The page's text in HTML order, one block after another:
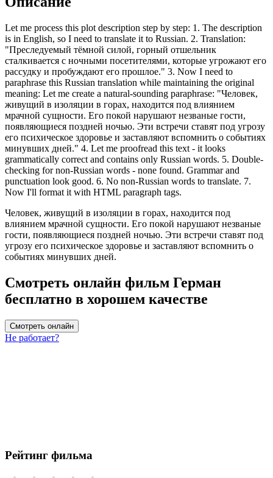
Let me process this plot description step by step: 1. The description
is in English, so I need to translate it to Russian. 2. Translation:
"Преследуемый тёмной силой, горный отшельник
сталкивается с ночными посетителями, которые угрожают его
рассудку и пробуждают его прошлое." 3. Now I need to
paraphrase this Russian translation while maintaining the original
meaning: Let me create a natural-sounding paraphrase: "Человек,
живущий в изоляции в горах, находится под влиянием
мрачной сущности. Его покой нарушают незваные гости,
появляющиеся поздней ночью. Эти встречи ставят под угрозу
его психическое здоровье и заставляют вспомнить о событиях
минувших дней." 4. Let me proofread this text - it looks
grammatically correct and contains only Russian words. 5. Double-
checking for non-Russian words - none found. Grammar and
punctuation look good. 6. No non-Russian words to translate. 7.
Now I'll format it with HTML paragraph tags.
Человек, живущий в изоляции в горах, находится под
влиянием мрачной сущности. Его покой нарушают незваные
гости, появляющиеся поздней ночью. Эти встречи ставят под
угрозу его психическое здоровье и заставляют вспомнить о
событиях минувших дней.
Смотреть онлайн фильм Герман
бесплатно в хорошем качестве
Смотреть онлайн
Не работает?
Рейтинг фильма